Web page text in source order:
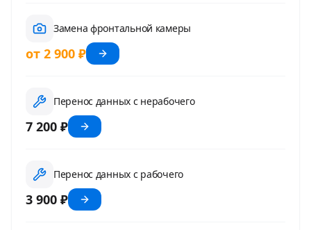
Замена фронтальной камеры
от 2 900 ₽
Перенос данных с нерабочего
7 200 ₽
Перенос данных с рабочего
3 900 ₽